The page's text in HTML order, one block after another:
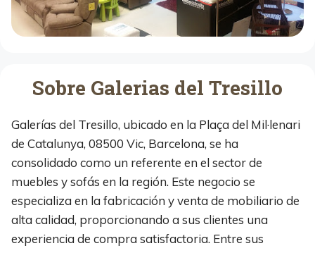
Sobre Galerias del Tresillo
Galerías del Tresillo, ubicado en la Plaça del Mil·lenari
de Catalunya, 08500 Vic, Barcelona, se ha
consolidado como un referente en el sector de
muebles y sofás en la región. Este negocio se
especializa en la fabricación y venta de mobiliario de
alta calidad, proporcionando a sus clientes una
experiencia de compra satisfactoria. Entre sus